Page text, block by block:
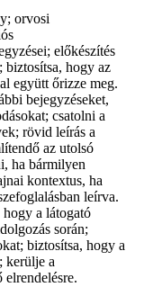
orvosi
előkészítés
biztosítsa, hogy az
együtt őrizze meg.
bejegyzéseket,
csatolni a
rövid leírás a
az utolsó
ha bármilyen
kontextus, ha
leírva.
hogy a látogató
során;
biztosítsa, hogy a
kerülje a
elrendelésre.